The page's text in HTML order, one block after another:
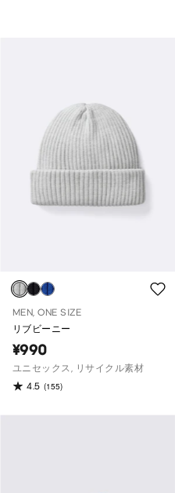
MEN, ONE SIZE
リブビーニー
¥990
ユニセックス, リサイクル素材
4.5 (155)